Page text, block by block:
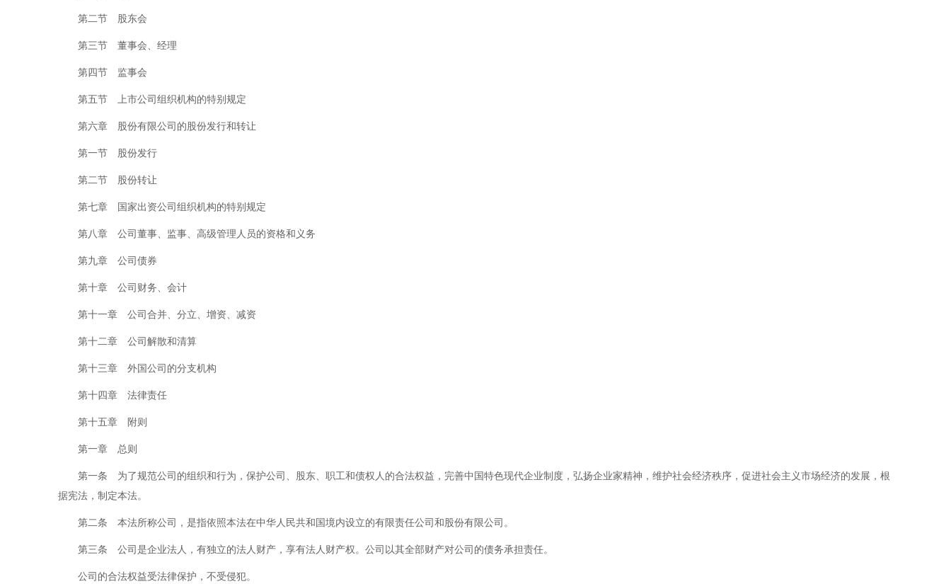
第二节 股东会
第三节 董事会、经理
第四节 监事会
第五节 上市公司组织机构的特别规定
第六章 股份有限公司的股份发行和转让
第一节 股份发行
第二节 股份转让
第七章 国家出资公司组织机构的特别规定
第八章 公司董事、监事、高级管理人员的资格和义务
第九章 公司债券
第十章 公司财务、会计
第十一章 公司合并、分立、增资、减资
第十二章 公司解散和清算
第十三章 外国公司的分支机构
第十四章 法律责任
第十五章 附则
第一章 总则
第一条 为了规范公司的组织和行为，保护公司、股东、职工和债权人的合法权益，完善中国特色现代企业制度，弘扬企业家精神，维护社会经济秩序，促进社会主义市场经济的发展，根
据宪法，制定本法。
第二条 本法所称公司，是指依照本法在中华人民共和国境内设立的有限责任公司和股份有限公司。
第三条 公司是企业法人，有独立的法人财产，享有法人财产权。公司以其全部财产对公司的债务承担责任。
公司的合法权益受法律保护，不受侵犯。